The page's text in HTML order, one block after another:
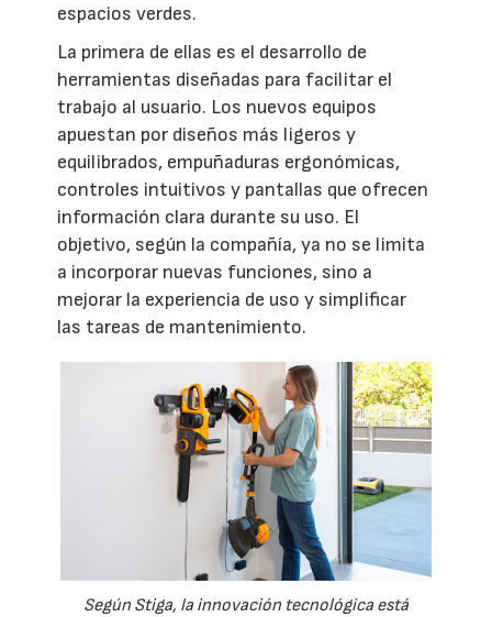
espacios verdes.
La primera de ellas es el desarrollo de
herramientas diseñadas para facilitar el
trabajo al usuario. Los nuevos equipos
apuestan por diseños más ligeros y
equilibrados, empuñaduras ergonómicas,
controles intuitivos y pantallas que ofrecen
información clara durante su uso. El
objetivo, según la compañía, ya no se limita
a incorporar nuevas funciones, sino a
mejorar la experiencia de uso y simplificar
las tareas de mantenimiento.
Según Stiga, la innovación tecnológica está